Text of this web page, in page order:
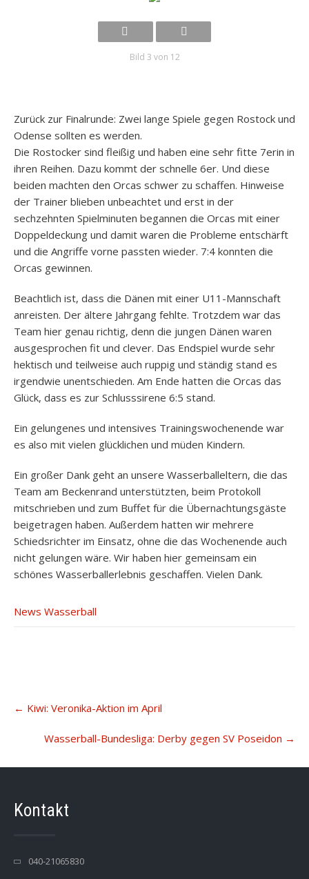
Bild 3 von 12
Zurück zur Finalrunde: Zwei lange Spiele gegen Rostock und
Odense sollten es werden.
Die Rostocker sind fleißig und haben eine sehr fitte 7erin in
ihren Reihen. Dazu kommt der schnelle 6er. Und diese
beiden machten den Orcas schwer zu schaffen. Hinweise
der Trainer blieben unbeachtet und erst in der
sechzehnten Spielminuten begannen die Orcas mit einer
Doppeldeckung und damit waren die Probleme entschärft
und die Angriffe vorne passten wieder. 7:4 konnten die
Orcas gewinnen.
Beachtlich ist, dass die Dänen mit einer U11-Mannschaft
anreisten. Der ältere Jahrgang fehlte. Trotzdem war das
Team hier genau richtig, denn die jungen Dänen waren
ausgesprochen fit und clever. Das Endspiel wurde sehr
hektisch und teilweise auch ruppig und ständig stand es
irgendwie unentschieden. Am Ende hatten die Orcas das
Glück, dass es zur Schlusssirene 6:5 stand.
Ein gelungenes und intensives Trainingswochenende war
es also mit vielen glücklichen und müden Kindern.
Ein großer Dank geht an unsere Wasserballeltern, die das
Team am Beckenrand unterstützten, beim Protokoll
mitschrieben und zum Buffet für die Übernachtungsgäste
beigetragen haben. Außerdem hatten wir mehrere
Schiedsrichter im Einsatz, ohne die das Wochenende auch
nicht gelungen wäre. Wir haben hier gemeinsam ein
schönes Wasserballerlebnis geschaffen. Vielen Dank.
News Wasserball
navigation
← Kiwi: Veronika-Aktion im April
Wasserball-Bundesliga: Derby gegen SV Poseidon →
Kontakt
040-21065830